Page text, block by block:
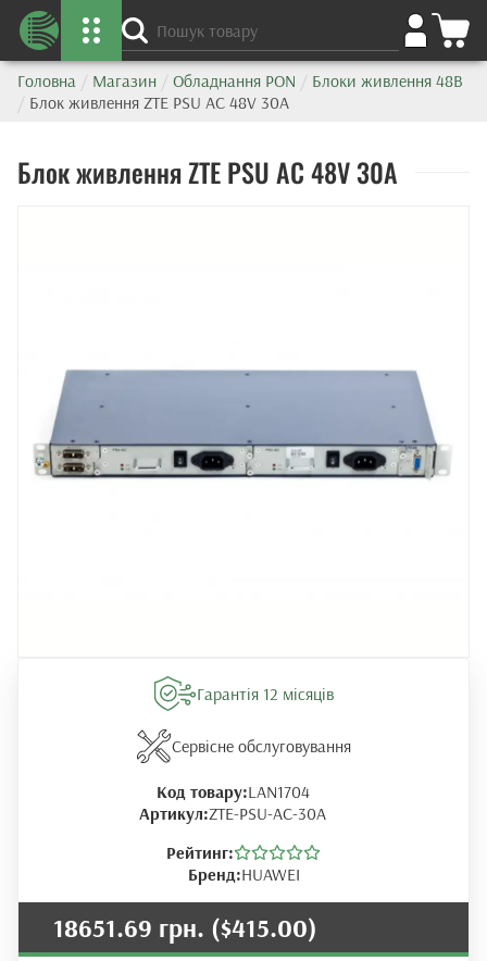
Головна / Магазин / Обладнання PON / Блоки живлення 48В
/ Блок живлення ZTE PSU AC 48V 30A
Блок живлення ZTE PSU AC 48V 30A
Гарантія 12 місяців
Сервісне обслуговування
Код товару:LAN1704
Артикул:ZTE-PSU-AC-30A
Рейтинг:
Бренд:HUAWEI
18651.69 грн. ($415.00)